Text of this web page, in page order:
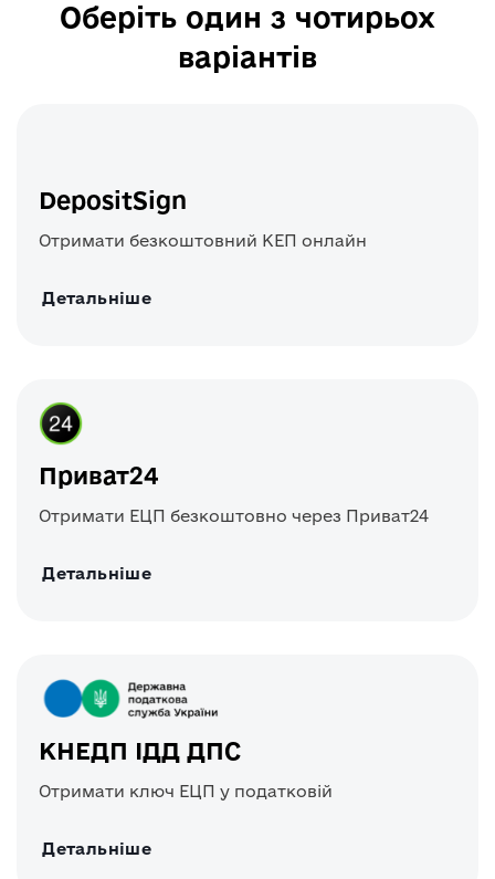
Оберіть один з чотирьох
варіантів
DepositSign
Отримати безкоштовний КЕП онлайн
Детальніше
Приват24
Отримати ЕЦП безкоштовно через Приват24
Детальніше
КНЕДП ІДД ДПС
Отримати ключ ЕЦП у податковій
Детальніше